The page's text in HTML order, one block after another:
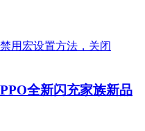
全新闪充家族新品